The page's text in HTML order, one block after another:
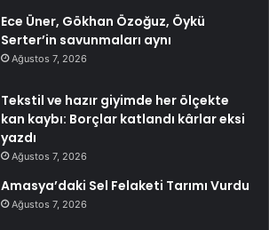
Ece Üner, Gökhan Özoğuz, Öykü
Serter’in savunmaları aynı
Ağustos 7, 2026
Tekstil ve hazır giyimde her ölçekte
kan kaybı: Borçlar katlandı kârlar eksi
yazdı
Ağustos 7, 2026
Amasya’daki Sel Felaketi Tarımı Vurdu
Ağustos 7, 2026